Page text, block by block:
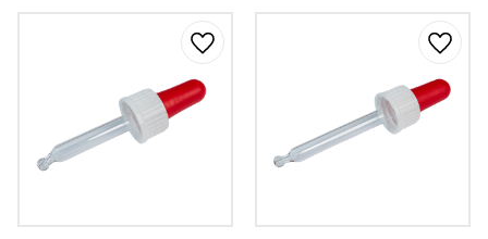
Gem som favorit Gem